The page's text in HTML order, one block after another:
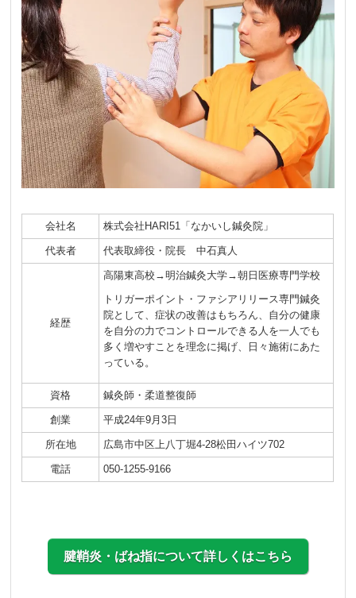
会社名 株式会社HARI51「なかいし鍼灸院」
代表者 代表取締役・院長 中石真人
経歴
高陽東高校→明治鍼灸大学→朝日医療専門学校
トリガーポイント・ファシアリリース専門鍼灸
院として、症状の改善はもちろん、自分の健康
を自分の力でコントロールできる人を一人でも
多く増やすことを理念に掲げ、日々施術にあた
っている。
資格 鍼灸師・柔道整復師
創業 平成24年9月3日
所在地 広島市中区上八丁堀4-28松田ハイツ702
電話 050-1255-9166
腱鞘炎・ばね指について詳しくはこちら